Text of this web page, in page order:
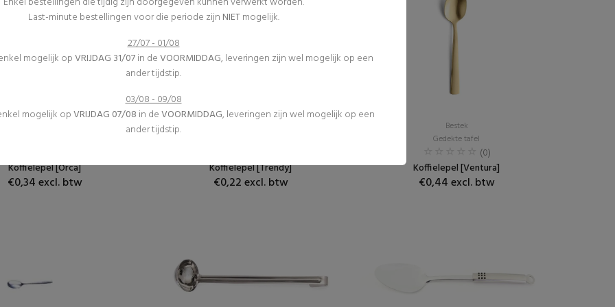
Koffielepel [Orca]
€0,34 excl. btw
Koffielepel [Trendy]
€0,22 excl. btw
Bestek
Gedekte tafel
(0)
Koffielepel [Ventura]
€0,44 excl. btw
Last-minute bestellingen voor die periode zijn NIETmogelijk.
27/07 - 01/08
mogelijk opVRIJDAG 31/07in deVOORMIDDAG, leveringen zijn wel mogelijk op een
ander tijdstip.
03/08 - 09/08
mogelijk opVRIJDAG 07/08 in deVOORMIDDAG, leveringen zijn wel mogelijk op een
ander tijdstip.